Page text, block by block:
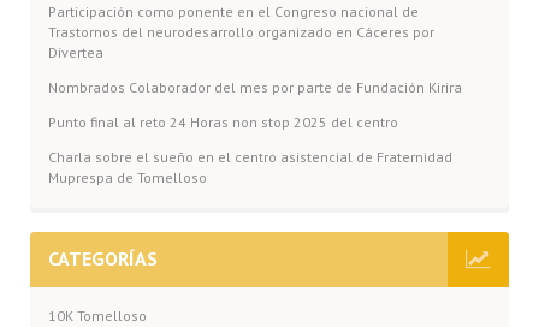
Participación como ponente en el Congreso nacional de
Trastornos del neurodesarrollo organizado en Cáceres por
Divertea
Nombrados Colaborador del mes por parte de Fundación Kirira
Punto final al reto 24 Horas non stop 2025 del centro
Charla sobre el sueño en el centro asistencial de Fraternidad
Muprespa de Tomelloso
CATEGORÍAS
10K Tomelloso